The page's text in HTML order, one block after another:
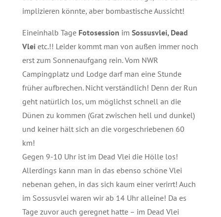
implizieren könnte, aber bombastische Aussicht!
Eineinhalb Tage Fotosession im Sossusvlei, Dead
Vleietc.!! Leider kommt man von außen immer noch
erst zum Sonnenaufgang rein. Vom NWR
Campingplatz und Lodge darf man eine Stunde
früher aufbrechen. Nicht verständlich! Denn der Run
geht natürlich los, um möglichst schnell an die
Dünen zu kommen (Grat zwischen hell und dunkel)
und keiner hält sich an die vorgeschriebenen 60
km!
Gegen 9-10 Uhr ist im Dead Vlei die Hölle los!
Allerdings kann man in das ebenso schöne Vlei
nebenan gehen, in das sich kaum einer verirrt! Auch
im Sossusvlei waren wir ab 14 Uhr alleine! Da es
Tage zuvor auch geregnet hatte – im Dead Vlei